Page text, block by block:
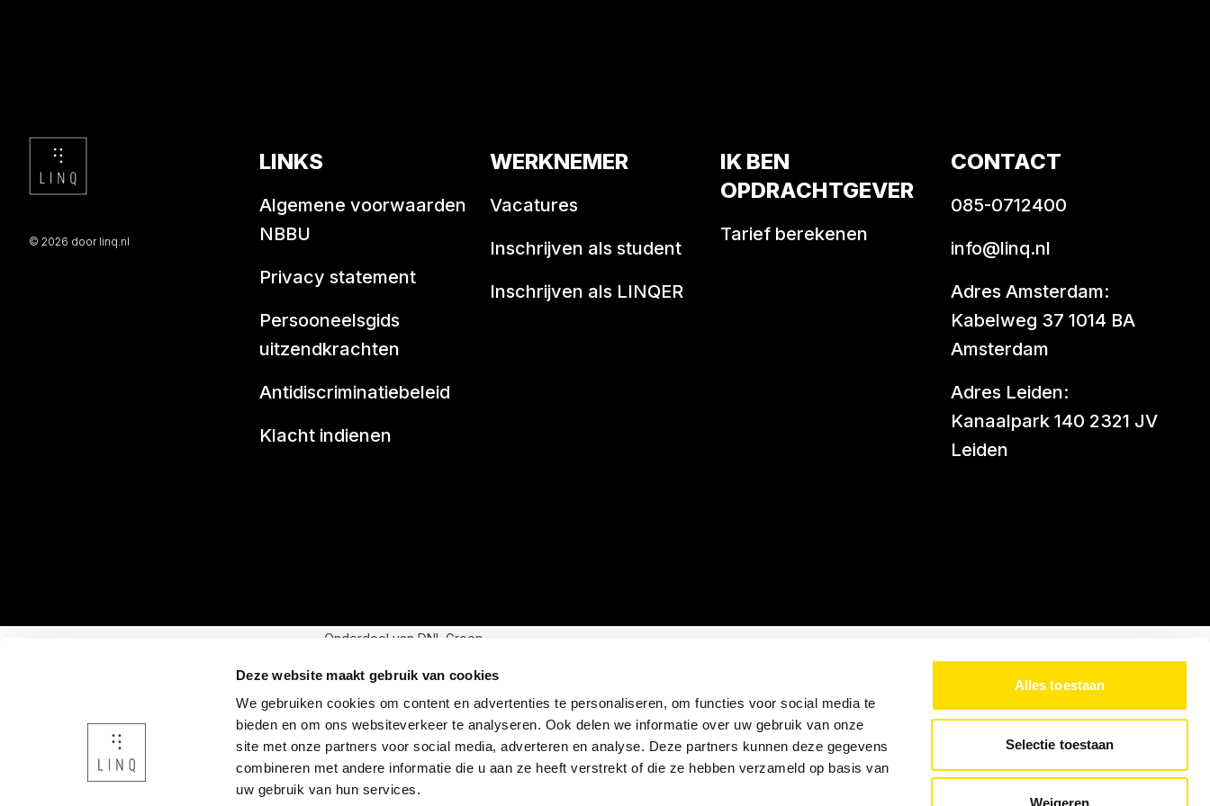
Deze website maakt gebruik van cookies
We gebruiken cookies om content en advertenties te personaliseren, om functies voor social media te
bieden en om ons websiteverkeer te analyseren. Ook delen we informatie over uw gebruik van onze
site met onze partners voor social media, adverteren en analyse. Deze partners kunnen deze gegevens
combineren met andere informatie die u aan ze heeft verstrekt of die ze hebben verzameld op basis van
uw gebruik van hun services.
Alles toestaan
Selectie toestaan
Weigeren
© 2026 door linq.nl
LINKS
Algemene voorwaarden
NBBU
Privacy statement
Persooneelsgids
uitzendkrachten
Antidiscriminatiebeleid
Klacht indienen
WERKNEMER
Vacatures
Inschrijven als student
Inschrijven als LINQER
IK BEN
OPDRACHTGEVER
Tarief berekenen
CONTACT
085-0712400
info@linq.nl
Adres Amsterdam:
Kabelweg 37 1014 BA
Amsterdam
Adres Leiden:
Kanaalpark 140 2321 JV
Leiden
Onderdeel van DNL Groep